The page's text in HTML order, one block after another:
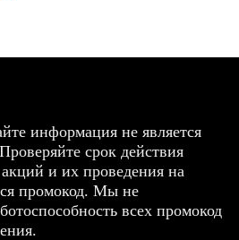
информация не является
срок действия
и их проведения на
промокод. Мы не
всех промокод